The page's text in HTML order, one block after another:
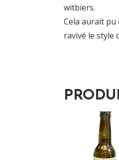
witbiers.
Cela aurait pu
ravivé le style